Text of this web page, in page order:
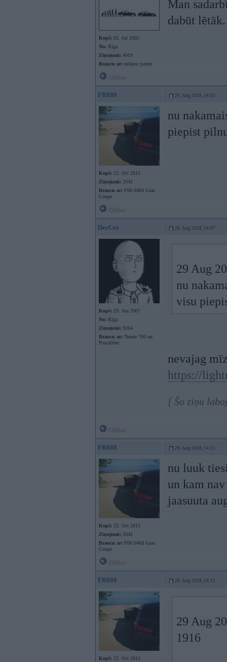
Kopš: 02. Jul 2005
No: Rīga
Ziņojumi: 4919
Braucu ar: mīkstu jumtu
Man
dabūt
FR888 29. Aug 2018, 14:03
Kopš: 22. Oct 2015
Ziņojumi: 2642
Braucu ar: F06 640d Gran
Coupe
nu
piepist
DeeCee 29. Aug 2018, 14:07
Kopš: 29. Jun 2007
No: Rīga
Ziņojumi: 9264
Braucu ar: Tenere 700 un
Procaliber
29 Aug
nu
visu
nevajag
https://
[ Šo ziņu
FR888 29. Aug 2018, 14:11
Kopš: 22. Oct 2015
Ziņojumi: 2642
Braucu ar: F06 640d Gran
Coupe
nu luuk
un kam
jaasuuta
FR888 29. Aug 2018, 14:12
Kopš: 22. Oct 2015
29 Aug
1916